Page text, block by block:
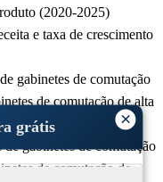
×
grátis
(2020-2025)
e taxa de crescimento
gabinetes de comutação
de comutação de alta
gabinetes de comutação
de comutação de